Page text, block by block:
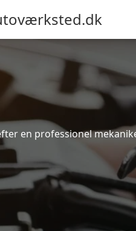
en professionel